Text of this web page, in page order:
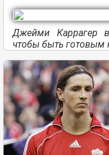
Джейми Каррагер
чтобы быть готовым